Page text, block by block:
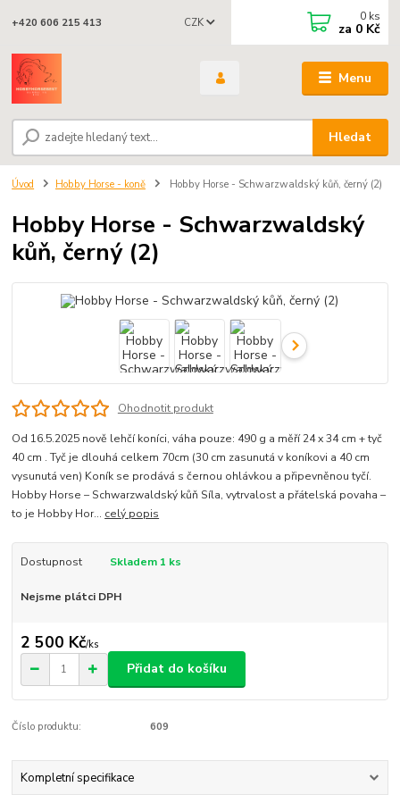
Menu
CZK
Hledat
+420 606 215 413 0 ks
za 0 Kč
Úvod Hobby Horse - koně Hobby Horse - Schwarzwaldský kůň, černý (2)
Hobby Horse - Schwarzwaldský
kůň, černý (2)
Ohodnotit produkt
Od 16.5.2025 nově lehčí koníci, váha pouze: 490 g a měří 24 x 34 cm + tyč
40 cm . Tyč je dlouhá celkem 70cm (30 cm zasunutá v koníkovi a 40 cm
vysunutá ven) Koník se prodává s černou ohlávkou a připevněnou tyčí.
Hobby Horse – Schwarzwaldský kůň Síla, vytrvalost a přátelská povaha –
to je Hobby Hor... celý popis
Dostupnost Skladem 1 ks
Nejsme plátci DPH
2 500 Kč/ks
Přidat do košíku
Číslo produktu: 609
Kompletní specifikace